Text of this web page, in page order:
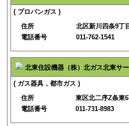
( プロパンガス )
住所
北区新川四条9丁
電話番号
011-762-1541
北東住設機器（株）北ガス北東サ
( ガス器具，都市ガス )
住所
東区北二序Z条東
電話番号
011-731-8983